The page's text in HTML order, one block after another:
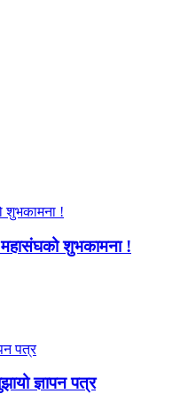
शुभकामना !
ज्ञापन पत्र